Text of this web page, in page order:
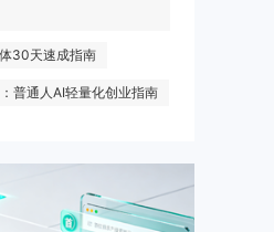
30天速成指南
普通人AI轻量化创业指南